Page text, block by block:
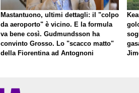
Mastantuono, ultimi dettagli: il "colpo
da aeroporto" è vicino. E la formula
va bene così. Gudmundsson ha
convinto Grosso. Lo "scacco matto"
della Fiorentina ad Antognoni